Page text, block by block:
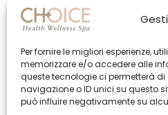
Per fornire le migliori esperienze,
memorizzare e/o accedere alle
queste tecnologie ci permetterà
navigazione o ID unici su questo
può influire negativamente su